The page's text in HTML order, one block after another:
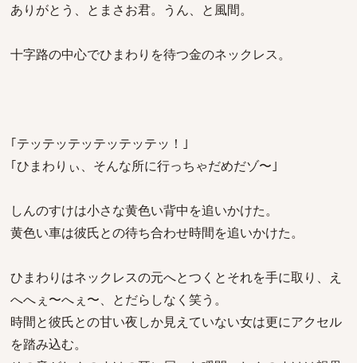
ありがとう、とまさお君。うん、と風間。
十字路の中心でひまわりを待つ金のネックレス。
｢テッテッテッテッテッテッ！｣
｢ひまわりぃ、そんな所に行っちゃだめだゾ〜｣
しんのすけは小さな黄色い背中を追いかけた。
黄色い車は彼氏との待ち合わせ時間を追いかけた。
ひまわりはネックレスの元へとつくとそれを手に取り、え
へへぇ〜へぇ〜、とだらしなく笑う。
時間と彼氏との甘い夜しか見えていない女は更にアクセル
を踏み込む。